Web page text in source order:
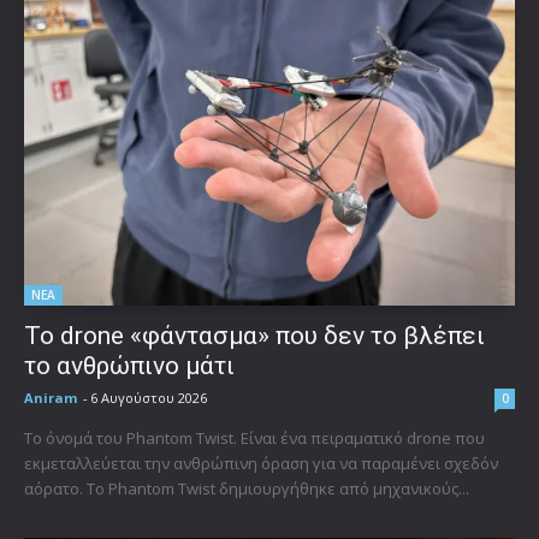
ΝΕΑ
Το drone «φάντασμα» που δεν το βλέπει
το ανθρώπινο μάτι
Aniram - 6 Αυγούστου 2026 0
Το όνομά του Phantom Twist. Είναι ένα πειραματικό drone που
εκμεταλλεύεται την ανθρώπινη όραση για να παραμένει σχεδόν
αόρατο. Το Phantom Twist δημιουργήθηκε από μηχανικούς...